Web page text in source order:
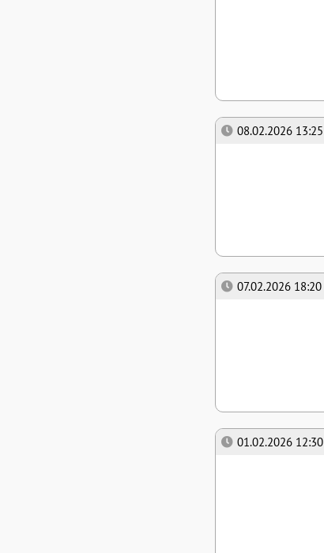
01.02.2026 12:30
07.02.2026 18:20
08.02.2026 13:25